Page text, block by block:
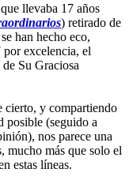
llevaba 17 años
) retirado de
se han hecho eco,
por excelencia, el
Su Graciosa
cierto, y compartiendo
posible (seguido a
nos parece una
mucho más que solo el
estas líneas.